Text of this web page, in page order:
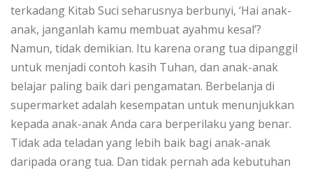
terkadang Kitab Suci seharusnya berbunyi, ‘Hai anak-
anak, janganlah kamu membuat ayahmu kesal’?
Namun, tidak demikian. Itu karena orang tua dipanggil
untuk menjadi contoh kasih Tuhan, dan anak-anak
belajar paling baik dari pengamatan. Berbelanja di
supermarket adalah kesempatan untuk menunjukkan
kepada anak-anak Anda cara berperilaku yang benar.
Tidak ada teladan yang lebih baik bagi anak-anak
daripada orang tua. Dan tidak pernah ada kebutuhan